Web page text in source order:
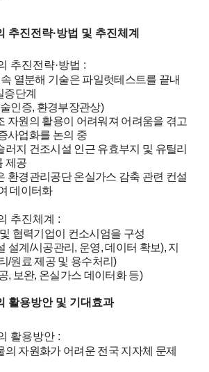
추진전략·방법 및 추진체계
추진전략·방법 :
열분해 기술은 파일럿테스트를 끝내
증단계
인증, 환경부장관상)
자원의 활용이 어려워져 어려움을 겪고
사업화를 논의 중
러지 건조시설 인근 유효부지 및 유틸리
제공
환경관리공단 온실가스 감축 관련 컨설
데이터화
추진체계 :
협력기업이 컨소시엄을 구성
설계 /시공관리 , 운영,데이터 확보), 지
/원료 제공 및 용수처리)
, 보완, 온실가스 데이터화 등)
활용방안 및 기대효과
활용방안 :
의 자원화가 어려운 전국 지자체 문제